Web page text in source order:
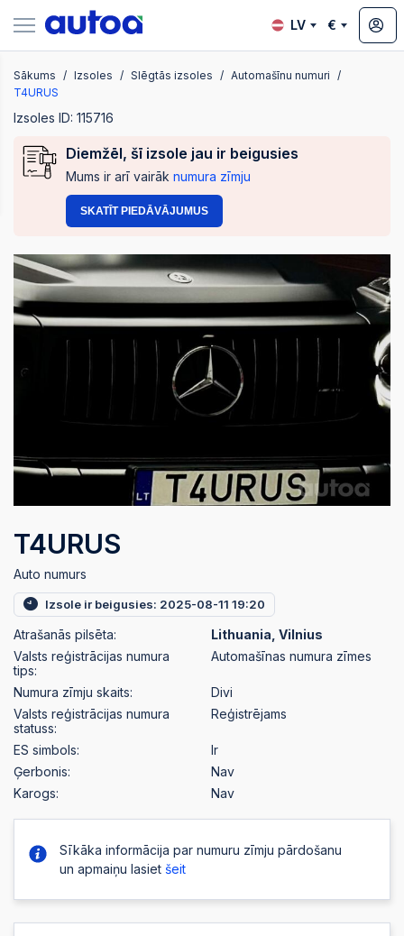
LV €
Sākums Izsoles Slēgtās izsoles
Automašīnu numuri
T4URUS
Izsoles ID: 115716
Diemžēl, šī izsole jau ir beigusies
Mums ir arī vairāk numura zīmju
SKATĪT PIEDĀVĀJUMUS
T4URUS
Auto numurs
Izsole ir beigusies: 2025-08-11 19:20
Atrašanās pilsēta:
Lithuania, Vilnius
Valsts reģistrācijas numura
tips:
Automašīnas numura zīmes
Numura zīmju skaits:
Divi
Valsts reģistrācijas numura
statuss:
Reģistrējams
ES simbols:
Ir
Ģerbonis:
Nav
Karogs:
Nav
Sīkāka informācija par numuru zīmju pārdošanu
un apmaiņu lasiet šeit